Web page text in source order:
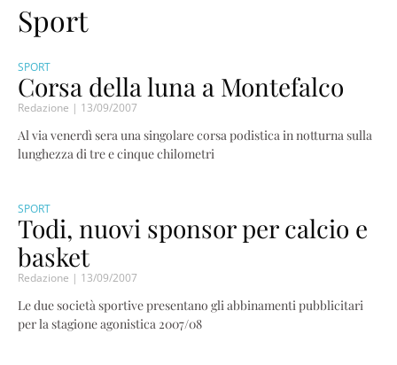
Sport
SPORT
Corsa della luna a Montefalco
Redazione 13/09/2007
Al via venerdì sera una singolare corsa podistica in notturna sulla
lunghezza di tre e cinque chilometri
SPORT
Todi, nuovi sponsor per calcio e
basket
Redazione 13/09/2007
Le due società sportive presentano gli abbinamenti pubblicitari
per la stagione agonistica 2007/08